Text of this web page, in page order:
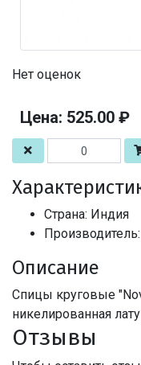
Нет оценок
Цена: 525.00 ₽
Страна: Индия
Описание
Спицы круговые
никелированная
Отзывы